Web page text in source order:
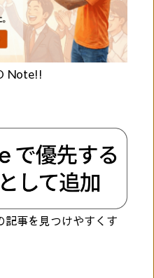
Note!!
事を見つけやすくす